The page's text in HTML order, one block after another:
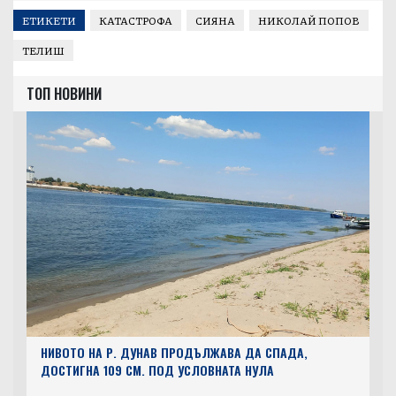
ЕТИКЕТИ КАТАСТРОФА СИЯНА
НИКОЛАЙ ПОПОВ
ТЕЛИШ
ТОП НОВИНИ
НИВОТО НА Р. ДУНАВ ПРОДЪЛЖАВА ДА СПАДА,
ДОСТИГНА 109 СМ. ПОД УСЛОВНАТА НУЛА